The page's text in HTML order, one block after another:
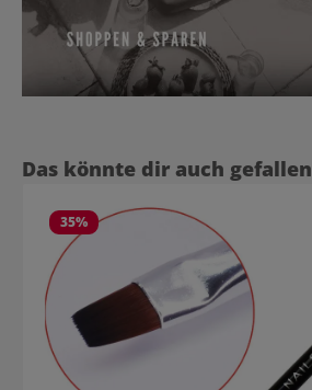
Produktgalerie überspringen
Das könnte dir auch gefallen
35%